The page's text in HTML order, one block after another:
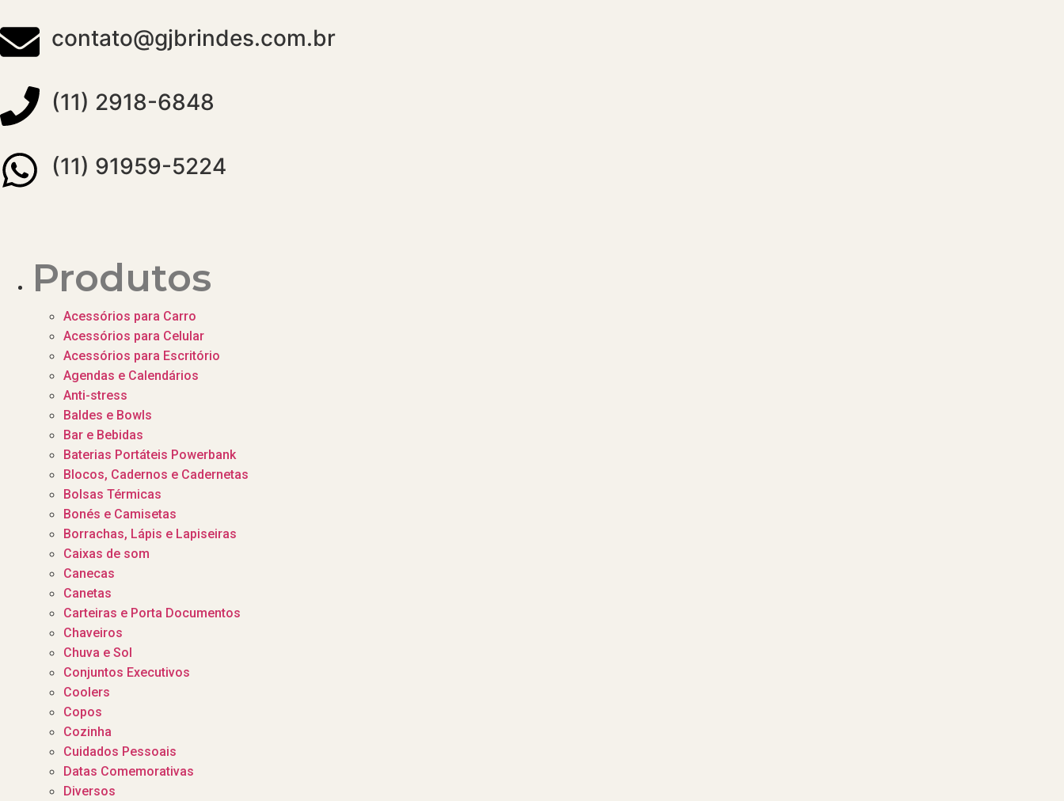
contato@gjbrindes.com.br
(11) 2918-6848
(11) 91959-5224
Produtos
Acessórios para Carro
Acessórios para Celular
Acessórios para Escritório
Agendas e Calendários
Anti-stress
Baldes e Bowls
Bar e Bebidas
Baterias Portáteis Powerbank
Blocos, Cadernos e Cadernetas
Bolsas Térmicas
Bonés e Camisetas
Borrachas, Lápis e Lapiseiras
Caixas de som
Canecas
Canetas
Carteiras e Porta Documentos
Chaveiros
Chuva e Sol
Conjuntos Executivos
Coolers
Copos
Cozinha
Cuidados Pessoais
Datas Comemorativas
Diversos